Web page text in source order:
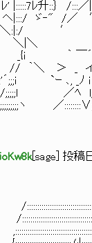
升::｝ /:::／|:/辻:
ゞ‐" /／ ′
＼:|:/ ′
′ 俺の
￣´
＞ _ イ
､, _ﾉ iヽ
;;;;;l ／ﾍ l;;;;;
;;;;;;;;;ヽ ／
[ sage ] 投稿